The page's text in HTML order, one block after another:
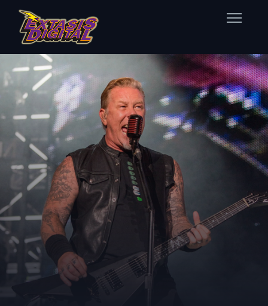
Nuestras Estaciones
Datos Éxtasis
Contacto
FB
YT